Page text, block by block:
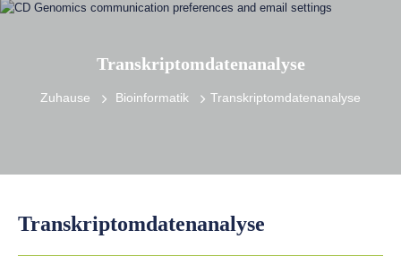
Transkriptomdatenanalyse
Zuhause Bioinformatik Transkriptomdatenanalyse
Transkriptomdatenanalyse